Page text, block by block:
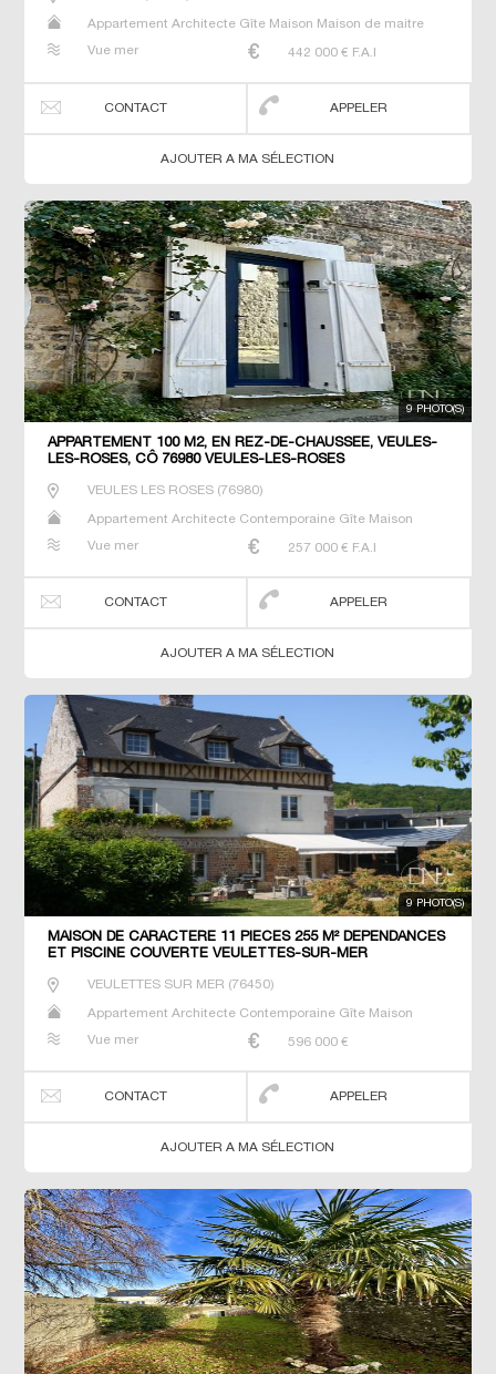
Appartement Architecte Gîte Maison Maison de maitre
Vue mer
442 000 € F.A.I
CONTACT APPELER
AJOUTER A MA SÉLECTION
9 PHOTO(S)
APPARTEMENT 100 M2, EN REZ-DE-CHAUSSÉE, VEULES-
LES-ROSES, CÔ 76980 VEULES-LES-ROSES
VEULES LES ROSES(76980)
Appartement Architecte Contemporaine Gîte Maison
Vue mer
257 000 € F.A.I
CONTACT APPELER
AJOUTER A MA SÉLECTION
9 PHOTO(S)
MAISON DE CARACTERE 11 PIECES 255 M² DEPENDANCES
ET PISCINE COUVERTE VEULETTES-SUR-MER
VEULETTES SUR MER (76450)
Appartement Architecte Contemporaine Gîte Maison
Vue mer
596 000 €
CONTACT APPELER
AJOUTER A MA SÉLECTION